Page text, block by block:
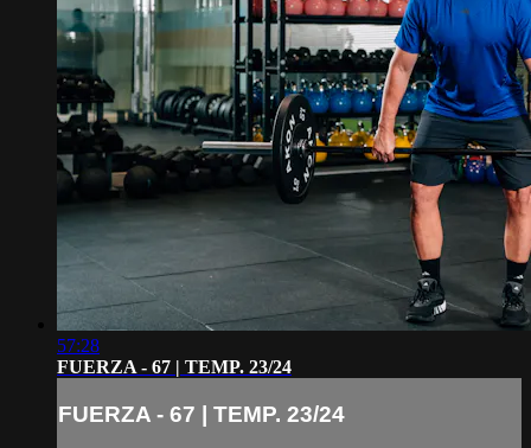
57:28
FUERZA - 67 | TEMP. 23/24
FUERZA - 67 | TEMP. 23/24